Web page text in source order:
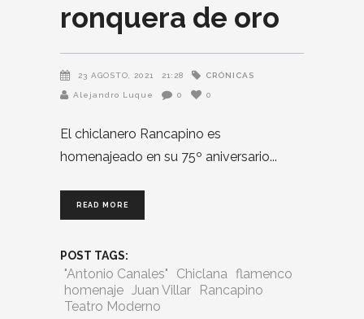
ronquera de oro
23 AGOSTO, 2021 21:28 CRÓNICAS
Alejandro Luque 0 0
El chiclanero Rancapino es
homenajeado en su 75º aniversario
READ MORE
POST TAGS:
"Antonio Canales" Chiclana flamenco
homenaje Juan Villar
Rancapino
Teatro Moderno